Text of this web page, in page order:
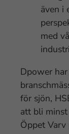
även i
med
Dpower
för sjön,
att bli minst
Öppet Varv